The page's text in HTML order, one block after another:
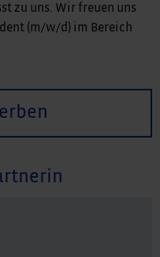
zu uns. Wir freuen uns
(m/w/d) im Bereich